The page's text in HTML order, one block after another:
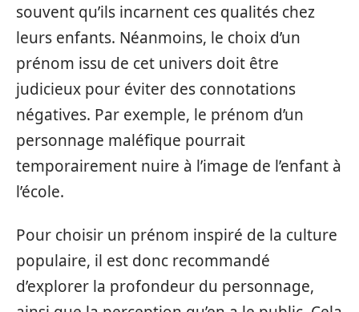
souvent qu’ils incarnent ces qualités chez
leurs enfants. Néanmoins, le choix d’un
prénom issu de cet univers doit être
judicieux pour éviter des connotations
négatives. Par exemple, le prénom d’un
personnage maléfique pourrait
temporairement nuire à l’image de l’enfant à
l’école.
Pour choisir un prénom inspiré de la culture
populaire, il est donc recommandé
d’explorer la profondeur du personnage,